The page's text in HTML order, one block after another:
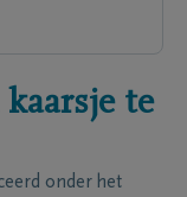
te
onder het